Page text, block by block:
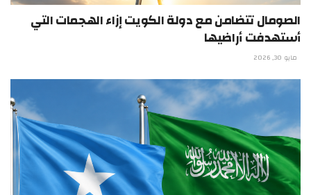
الصومال تتضامن مع دولة الكويت إزاء الهجمات التي
أستهدفت أراضيها
مايو 30, 2026